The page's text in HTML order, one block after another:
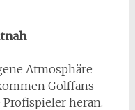
Atmosphäre
Golffans
heran.